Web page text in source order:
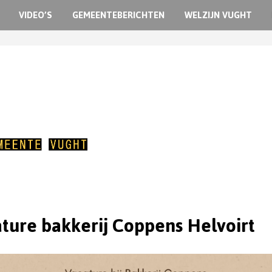
VIDEO’S GEMEENTEBERICHTEN WELZIJN VUGHT
bakkerij Coppens Helvoirt